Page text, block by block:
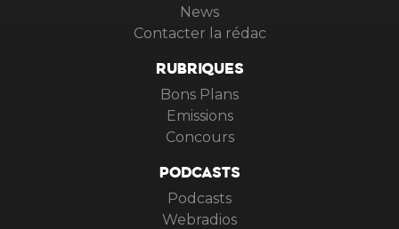
News
Contacter la rédac
RUBRIQUES
Bons Plans
Emissions
Concours
PODCASTS
Podcasts
Webradios